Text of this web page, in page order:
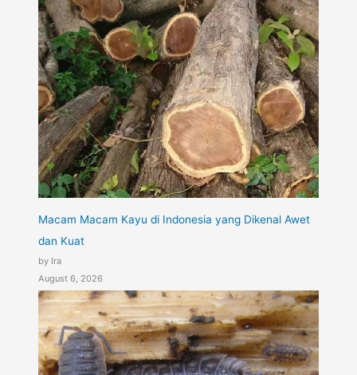
Macam Macam Kayu di Indonesia yang Dikenal Awet
dan Kuat
by Ira
August 6, 2026